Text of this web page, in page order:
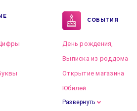
СОБЫТИЯ
День рождения,
Выписка из роддома
Открытие магазина
Юбилей
Развернуть